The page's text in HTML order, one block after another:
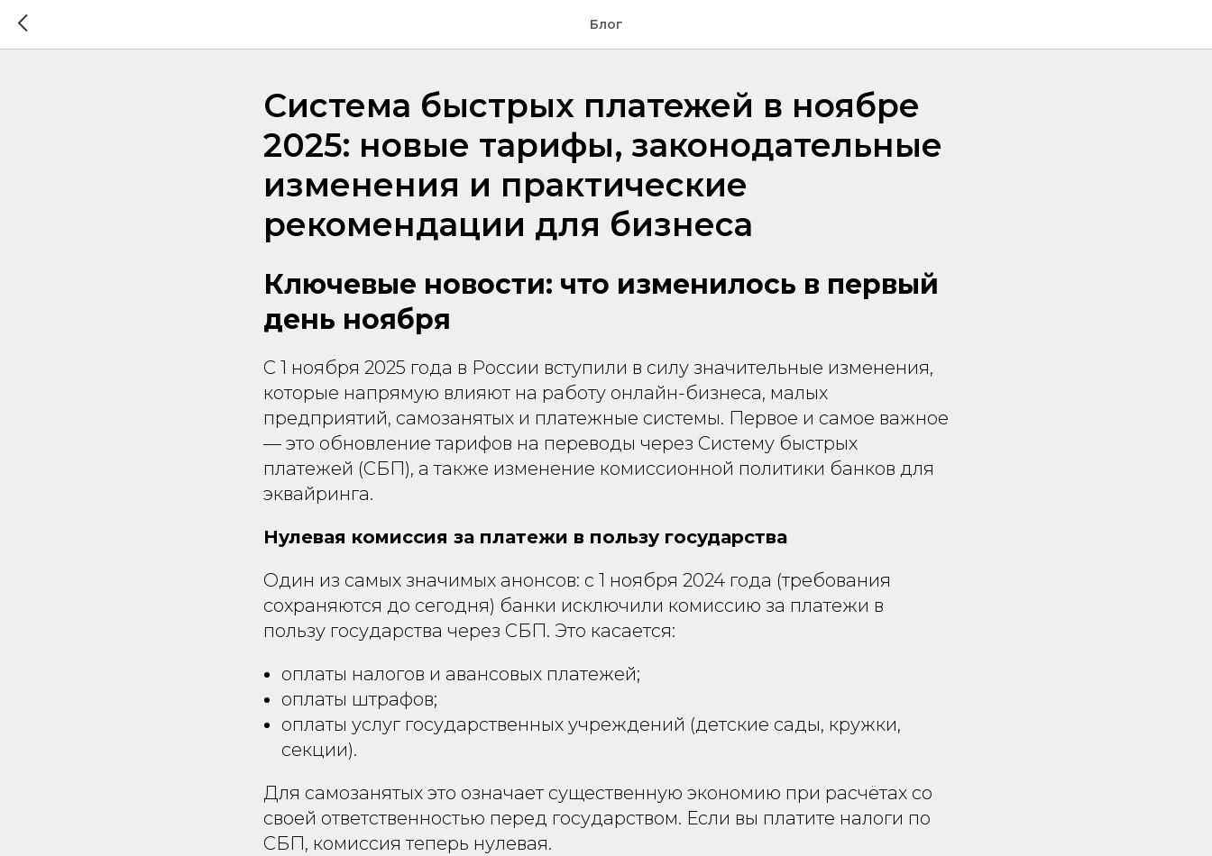
Блог
Система быстрых платежей в ноябре
2025: новые тарифы, законодательные
изменения и практические
рекомендации для бизнеса
Ключевые новости: что изменилось в первый
день ноября
С 1 ноября 2025 года в России вступили в силу значительные изменения,
которые напрямую влияют на работу онлайн-бизнеса, малых
предприятий, самозанятых и платежные системы. Первое и самое важное
— это обновление тарифов на переводы через Систему быстрых
платежей (СБП), а также изменение комиссионной политики банков для
эквайринга.
Нулевая комиссия за платежи в пользу государства
Один из самых значимых анонсов: с 1 ноября 2024 года (требования
сохраняются до сегодня) банки исключили комиссию за платежи в
пользу государства через СБП. Это касается:
оплаты налогов и авансовых платежей;
оплаты штрафов;
оплаты услуг государственных учреждений (детские сады, кружки,
секции).
Для самозанятых это означает существенную экономию при расчётах со
своей ответственностью перед государством. Если вы платите налоги по
СБП, комиссия теперь нулевая.